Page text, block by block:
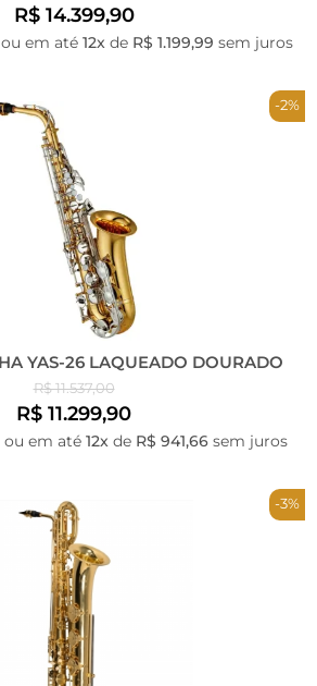
R$ 14.399,90
em até 12x de R$ 1.199,99 sem juros
-2%
YAS-26 LAQUEADO DOURADO
R$ 11.537,00
R$ 11.299,90
ou em até 12x de R$ 941,66 sem juros
-3%